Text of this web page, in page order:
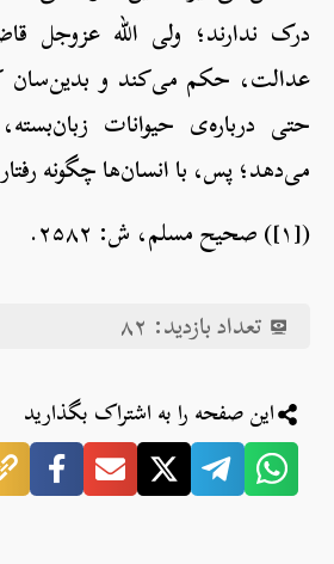
درک ندارند؛ ولی الله عزوجل
عدالت، حکم می‌کند و
حتی درباره‌ی حیوانات
می‌دهد؛ پس، با انسان‌ها چگونه
([۱]) صحیح مسلم، ش: ۲۵۸۲.
تعداد بازدید: ۸۲
این صفحه را به اشتراک بگذارید